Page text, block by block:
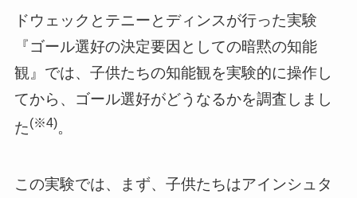
ドウェックとテニーとディンスが行った実験
『ゴール選好の決定要因としての暗黙の知能
観』では、子供たちの知能観を実験的に操作し
てから、ゴール選好がどうなるかを調査しまし
た(※4)。
この実験では、まず、子供たちはアインシュタ